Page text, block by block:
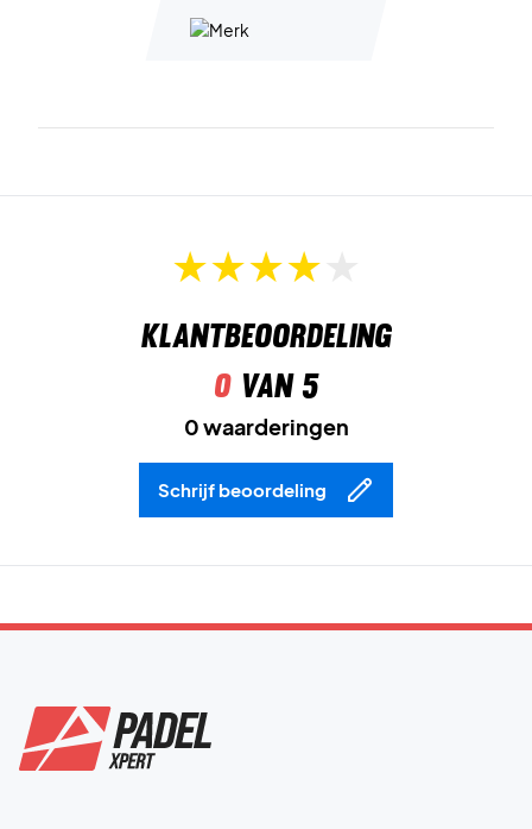
voor zowel sport als alledaags gebruik.
Kleur:Wit.
Klantbeoordeling
0van 5
0 waarderingen
Schrijf beoordeling